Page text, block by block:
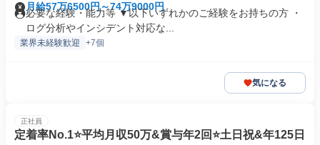
月給57万6500円～74万9000円
必要な経験・能力等 ▼以下いずれかのご経験をお持ちの方 ・
ログ分析やインシデント対応な...
業界未経験歓迎 +7個
気になる
正社員
定着率No.1⭐️平均月収50万&賞与年2回⭐️土日祝&年125日